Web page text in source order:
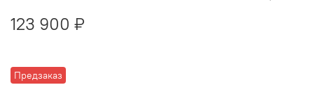
Предзаказ
123 900 ₽